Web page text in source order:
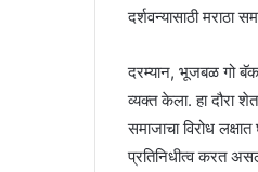
दर्शवन्यासाठी
दरम्यान, भूजबळ गो
व्यक्त केला. हा दौरा
समाजाचा विरोध
प्रतिनिधीत्व करत